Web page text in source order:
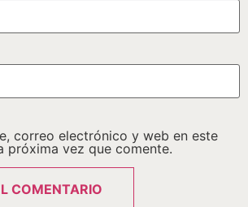
correo electrónico y web en este
próxima vez que comente.